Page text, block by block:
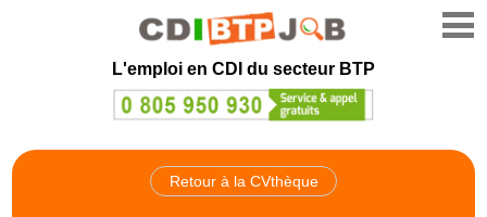
L'emploi en CDI du secteur BTP
Retour à la CVthèque